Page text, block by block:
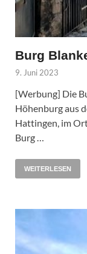
Burg
9. Juni 2023
[Werbung] Die
Höhenburg aus
Hattingen, im
Burg …
WEITERLESEN